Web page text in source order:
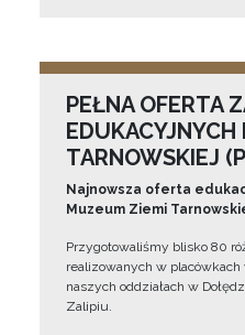
PEŁNA OFERTA
TARNOWSKIEJ
Najnowsza oferta
Muzeum Ziemi
Przygotowaliśmy blisko 80
realizowanych w placówkach
naszych oddziałach w
Zalipiu.